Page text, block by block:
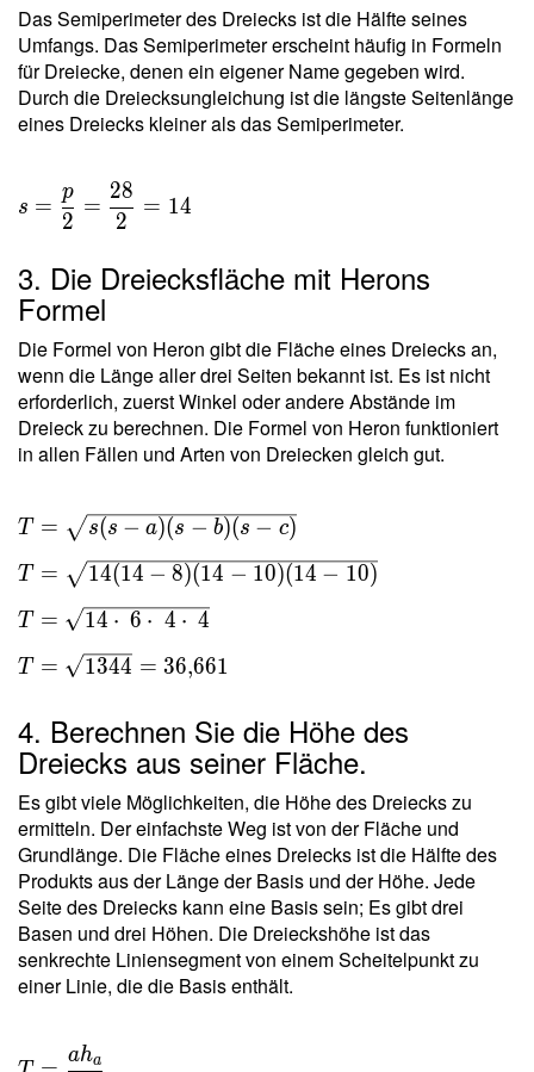
Das Semiperimeter des Dreiecks ist die Hälfte seines
Umfangs. Das Semiperimeter erscheint häufig in Formeln
für Dreiecke, denen ein eigener Name gegeben wird.
Durch die Dreiecksungleichung ist die längste Seitenlänge
eines Dreiecks kleiner als das Semiperimeter.
s =
2
p
=
2
28
= 14
3. Die Dreiecksfläche mit Herons
Formel
Die Formel von Heron gibt die Fläche eines Dreiecks an,
wenn die Länge aller drei Seiten bekannt ist. Es ist nicht
erforderlich, zuerst Winkel oder andere Abstände im
Dreieck zu berechnen. Die Formel von Heron funktioniert
in allen Fällen und Arten von Dreiecken gleich gut.
T =
s(s-a)(s-
b)(s-c) }
\ \\ T =
\sqrt{
(14-10)
(14-10) }
\ \\ T =
\sqrt{
14 \cdot
\ 6
\cdot \
4 \cdot
\ 4 } \
\\ T =
\sqrt{
36{,}661
T = s(s − a)(s − b)(s − c)
T = 14(14 − 8)(14 − 10)(14 − 10)
T = 14 ⋅ 6 ⋅ 4 ⋅ 4
T = 1344 = 36,661
4. Berechnen Sie die Höhe des
Dreiecks aus seiner Fläche.
Es gibt viele Möglichkeiten, die Höhe des Dreiecks zu
ermitteln. Der einfachste Weg ist von der Fläche und
Grundlänge. Die Fläche eines Dreiecks ist die Hälfte des
Produkts aus der Länge der Basis und der Höhe. Jede
Seite des Dreiecks kann eine Basis sein; Es gibt drei
Basen und drei Höhen. Die Dreieckshöhe ist das
senkrechte Liniensegment von einem Scheitelpunkt zu
einer Linie, die die Basis enthält.
T = aha